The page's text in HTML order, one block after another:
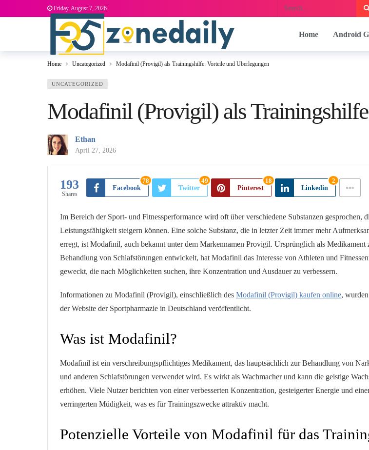
Friday, August 7, 2026
Home Android
Home Uncategorized Modafinil (Provigil) als Trainingshilfe: Vorteile und Überlegungen
UNCATEGORIZED
Modafinil (Provigil) als
Ethan
April 27, 2026
193
Shares
Facebook
78
Twitter
49
Pinterest
18
Linkedin
2
Im Bereich der Sport- und Fitnessperformance wird oft über verschiedene Substanzen gesprochen,
Leistungsfähigkeit steigern können. Eine solche Substanz, die in letzter Zeit immer mehr
erregt, ist Modafinil, auch bekannt unter dem Markennamen Provigil. Ursprünglich als Medikament
Behandlung von Schlafstörungen entwickelt, hat Modafinil das Interesse von Athleten und
geweckt, die nach Möglichkeiten suchen, ihre Konzentration und Ausdauer zu verbessern.
Informationen zu Modafinil (Provigil), einschließlich des Modafinil (Provigil) kaufen online,
der Website der Sportpharmazie in Deutschland veröffentlicht.
Was ist Modafinil?
Modafinil ist ein verschreibungspflichtiges Medikament, das hauptsächlich zur Behandlung von
und anderen Schlafstörungen verwendet wird. Es wirkt als Wachmacher und kann die geistige
erhöhen. Viele Nutzer berichten von einer verbesserten Konzentration, gesteigerter Energie und
verringerten Müdigkeit, was es für Trainingszwecke attraktiv macht.
Potenzielle Vorteile von Modafinil für das